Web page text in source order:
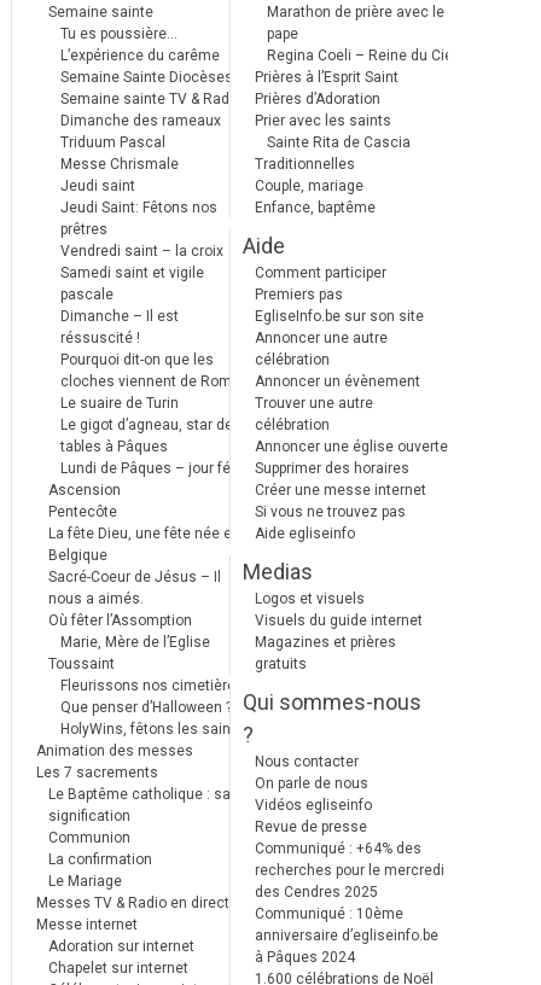
Semaine sainte
Tu es poussière…
L’expérience du carême
Semaine Sainte Diocèses
Semaine sainte TV & Radio
Dimanche des rameaux
Triduum Pascal
Messe Chrismale
Jeudi saint
Jeudi Saint: Fêtons nos
prêtres
Vendredi saint – la croix
Samedi saint et vigile
pascale
Dimanche – Il est
réssuscité !
Pourquoi dit-on que les
cloches viennent de Rome ?
Le suaire de Turin
Le gigot d’agneau, star des
tables à Pâques
Lundi de Pâques – jour férié
Ascension
Pentecôte
La fête Dieu, une fête née en
Belgique
Sacré-Coeur de Jésus – Il
nous a aimés.
Où fêter l’Assomption
Marie, Mère de l’Eglise
Toussaint
Fleurissons nos cimetières
Que penser d’Halloween ?
HolyWins, fêtons les saints !
Animation des messes
Les 7 sacrements
Le Baptême catholique : sa
signification
Communion
La confirmation
Le Mariage
Messes TV & Radio en direct
Messe internet
Adoration sur internet
Chapelet sur internet
Marathon de prière avec le
pape
Regina Coeli – Reine du Ciel
Prières à l’Esprit Saint
Prières d’Adoration
Prier avec les saints
Sainte Rita de Cascia
Traditionnelles
Couple, mariage
Enfance, baptême
Aide
Comment participer
Premiers pas
EgliseInfo.be sur son site
Annoncer une autre
célébration
Annoncer un évènement
Trouver une autre
célébration
Annoncer une église ouverte
Supprimer des horaires
Créer une messe internet
Si vous ne trouvez pas
Aide egliseinfo
Medias
Logos et visuels
Visuels du guide internet
Magazines et prières
gratuits
Qui sommes-nous
?
Nous contacter
On parle de nous
Vidéos egliseinfo
Revue de presse
Communiqué : +64% des
recherches pour le mercredi
des Cendres 2025
Communiqué : 10ème
anniversaire d’egliseinfo.be
à Pâques 2024
1.600 célébrations de Noël